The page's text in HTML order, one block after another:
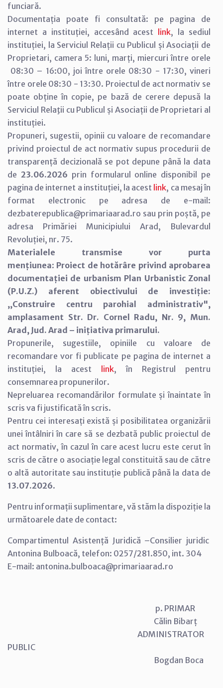
funciară.
Documentația poate fi consultată: pe pagina de
internet a instituției, accesând acest link, la sediul
instituției, la Serviciul Relații cu Publicul și Asociații de
Proprietari, camera 5: luni, marți, miercuri între orele
08:30 – 16:00, joi între orele 08:30 - 17:30, vineri
între orele 08:30 - 13:30. Proiectul de act normativ se
poate obține în copie, pe bază de cerere depusă la
Serviciul Relaţii cu Publicul și Asociații de Proprietari al
instituției.
Propuneri, sugestii, opinii cu valoare de recomandare
privind proiectul de act normativ supus procedurii de
transparență decizională se pot depune până la data
de 23.06.2026 prin formularul online disponibil pe
pagina de internet a instituției, la acest link, ca mesaj în
format electronic pe adresa de e-mail:
dezbaterepublica@primariaarad.ro sau prin poștă, pe
adresa Primăriei Municipiului Arad, Bulevardul
Revoluției, nr. 75.
Materialele transmise vor purta
mențiunea: Proiect de hotărâre privind aprobarea
documentației de urbanism Plan Urbanistic Zonal
(P.U.Z.) aferent obiectivului de investiție:
,,Construire centru parohial administrativ",
amplasament Str. Dr. Cornel Radu, Nr. 9, Mun.
Arad, Jud. Arad – inițiativa primarului.
Propunerile, sugestiile, opiniile cu valoare de
recomandare vor fi publicate pe pagina de internet a
instituției, la acest link, în Registrul pentru
consemnarea propunerilor.
Nepreluarea recomandărilor formulate și înaintate în
scris va fi justificată în scris.
Pentru cei interesați există și posibilitatea organizării
unei întâlniri în care să se dezbată public proiectul de
act normativ, în cazul în care acest lucru este cerut în
scris de către o asociație legal constituită sau de către
o altă autoritate sau instituție publică până la data de
13.07.2026.
Pentru informații suplimentare, vă stăm la dispoziție la
următoarele date de contact:
Compartimentul Asistență Juridică –Consilier juridic
Antonina Bulboacă, telefon: 0257/281.850, int. 304
E-mail: antonina.bulboaca@primariaarad.ro
p. PRIMAR
Călin Bibarț
ADMINISTRATOR
PUBLIC
Bogdan Boca